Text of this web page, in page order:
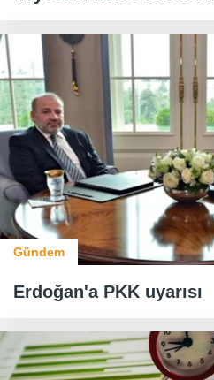
Gündem
Erdoğan'a PKK uyarısı